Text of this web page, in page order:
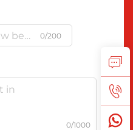
0/200
0/1000